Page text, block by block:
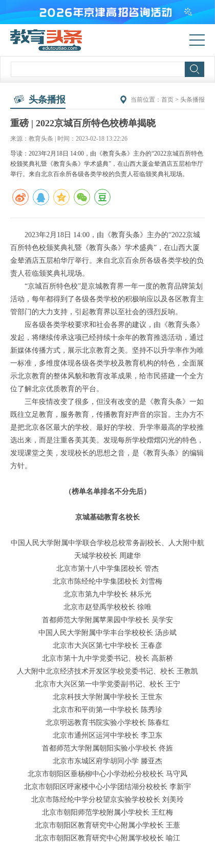
头条播报 当前位置： 首页 > 头条播报
重磅 | 2022京城百所特色校榜单揭晓
来源：教育头条 | 时间：2023-02-18 13:22:26
导读：2023年2月18日 14:00，由《教育头条》主办的“2022京城百所特色
校颁奖典礼暨《教育头条》学术盛典”，在山西大厦金辇酒店五层柏华厅
举行。来自北京百余所各级各类学校的负责人莅临颁奖典礼现场。
2023年2月18日 14:00，由《教育头条》主办的“2022京城
百所特色校颁奖典礼暨《教育头条》学术盛典”，在山西大厦
金辇酒店五层柏华厅举行。来自北京百余所各级各类学校的负
责人莅临颁奖典礼现场。
“京城百所特色校”是京城教育界一年一度的教育品牌策划
活动，每年都得到了各级各类学校的积极响应以及各区教育主
管部门的大力支持，引起教育界以至社会的强烈反响。
应各级各类学校要求和社会各界的建议，由《教育头条》
发起，将继续传承这项已经持续十余年的教育推选活动，通过
新媒体传播方式，展示北京教育之美。坚持不以升学率作为唯
一标准，多维度体现各级各类学校及教育机构的特色，全面展
示北京教育的整体风貌和教育改革成果，给市民搭建一个全方
位了解北京优质教育的平台。
三年疫情改变了很多，但没有改变的是《教育头条》一如
既往立足教育，服务教育，传播教育好声音的宗旨。主办方不
是把北京各区最大的学校、最好的学校、升学率最高的学校推
选出来，而是注重各美其美。发现每所学校熠熠闪光的特色，
发现课堂之美，发现校长的思想之音，是《教育头条》的编辑
方针。
（榜单名单排名不分先后）
京城基础教育名校长
中国人民大学附属中学联合学校总校常务副校长、人大附中航
天城学校校长 周建华
北京市第十八中学集团校长 管杰
北京市陈经纶中学集团校长 刘雪梅
北京市第九中学校长 林乐光
北京市赵登禹学校校长 徐唯
首都师范大学附属苹果园中学校长 吴学安
中国人民大学附属中学丰台学校校长 汤步斌
北京市大兴区第七中学校长 王春彦
北京市第十九中学党委书记、校长 高新桥
人大附中北京经济技术开发区学校党委书记、校长 王教凯
北京市大兴区第一中学党委副书记、校长 王宁
北京科技大学附属中学校长 王世东
北京市和平街第一中学校长 陈秀珍
北京明远教育书院实验小学校长 陈春红
北京市通州区运河中学校长 李卫东
首都师范大学附属朝阳实验小学校长 佟旌
北京市东城区府学胡同小学 滕亚杰
北京市朝阳区垂杨柳中心小学劲松分校校长 马守凤
北京市朝阳区呼家楼中心小学团结湖分校校长 李新宇
北京市陈经纶中学分校望京实验学校校长 刘美玲
北京市朝阳师范学校附属小学校长 王红梅
北京市朝阳区教育研究中心附属小学校长 王薏
北京市朝阳区教育研究中心附属学校校长 喻江